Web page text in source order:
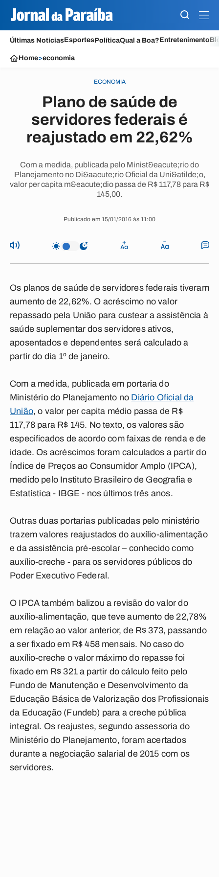
Últimas NotíciasEsportesPolíticaQual a Boa?Entretenimento
Home>economia
ECONOMIA
Plano de saúde de
servidores federais é
reajustado em 22,62%
Com a medida, publicada pelo Minist&eacute;rio do
Planejamento no Di&aacute;rio Oficial da Uni&atilde;o,
valor per capita m&eacute;dio passa de R$ 117,78 para R$
145,00.
Publicado em 15/01/2016 às 11:00
Os planos de saúde de servidores federais tiveram
aumento de 22,62%. O acréscimo no valor
repassado pela União para custear a assistência à
saúde suplementar dos servidores ativos,
aposentados e dependentes será calculado a
partir do dia 1º de janeiro.
Com a medida, publicada em portaria do
Ministério do Planejamento no Diário Oficial da
União, o valor per capita médio passa de R$
117,78 para R$ 145. No texto, os valores são
especificados de acordo com faixas de renda e de
idade. Os acréscimos foram calculados a partir do
Índice de Preços ao Consumidor Amplo (IPCA),
medido pelo Instituto Brasileiro de Geografia e
Estatística - IBGE - nos últimos três anos.
Outras duas portarias publicadas pelo ministério
trazem valores reajustados do auxílio-alimentação
e da assistência pré-escolar – conhecido como
auxílio-creche - para os servidores públicos do
Poder Executivo Federal.
O IPCA também balizou a revisão do valor do
auxílio-alimentação, que teve aumento de 22,78%
em relação ao valor anterior, de R$ 373, passando
a ser fixado em R$ 458 mensais. No caso do
auxílio-creche o valor máximo do repasse foi
fixado em R$ 321 a partir do cálculo feito pelo
Fundo de Manutenção e Desenvolvimento da
Educação Básica de Valorização dos Profissionais
da Educação (Fundeb) para a creche pública
integral. Os reajustes, segundo assessoria do
Ministério do Planejamento, foram acertados
durante a negociação salarial de 2015 com os
servidores.